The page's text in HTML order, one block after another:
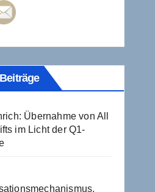
Übernahme von All
im Licht der Q1-